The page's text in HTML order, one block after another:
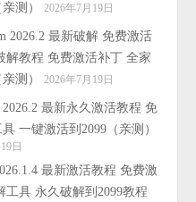
测）
2026年7月19日
2026.2 最新破解 免费激活
解教程 免费激活补丁 全家
测）
2026年7月19日
2026.2 最新永久激活教程 免
一键激活到2099（亲测）
日
最新激活教程 免费激
工具 永久破解到2099教程